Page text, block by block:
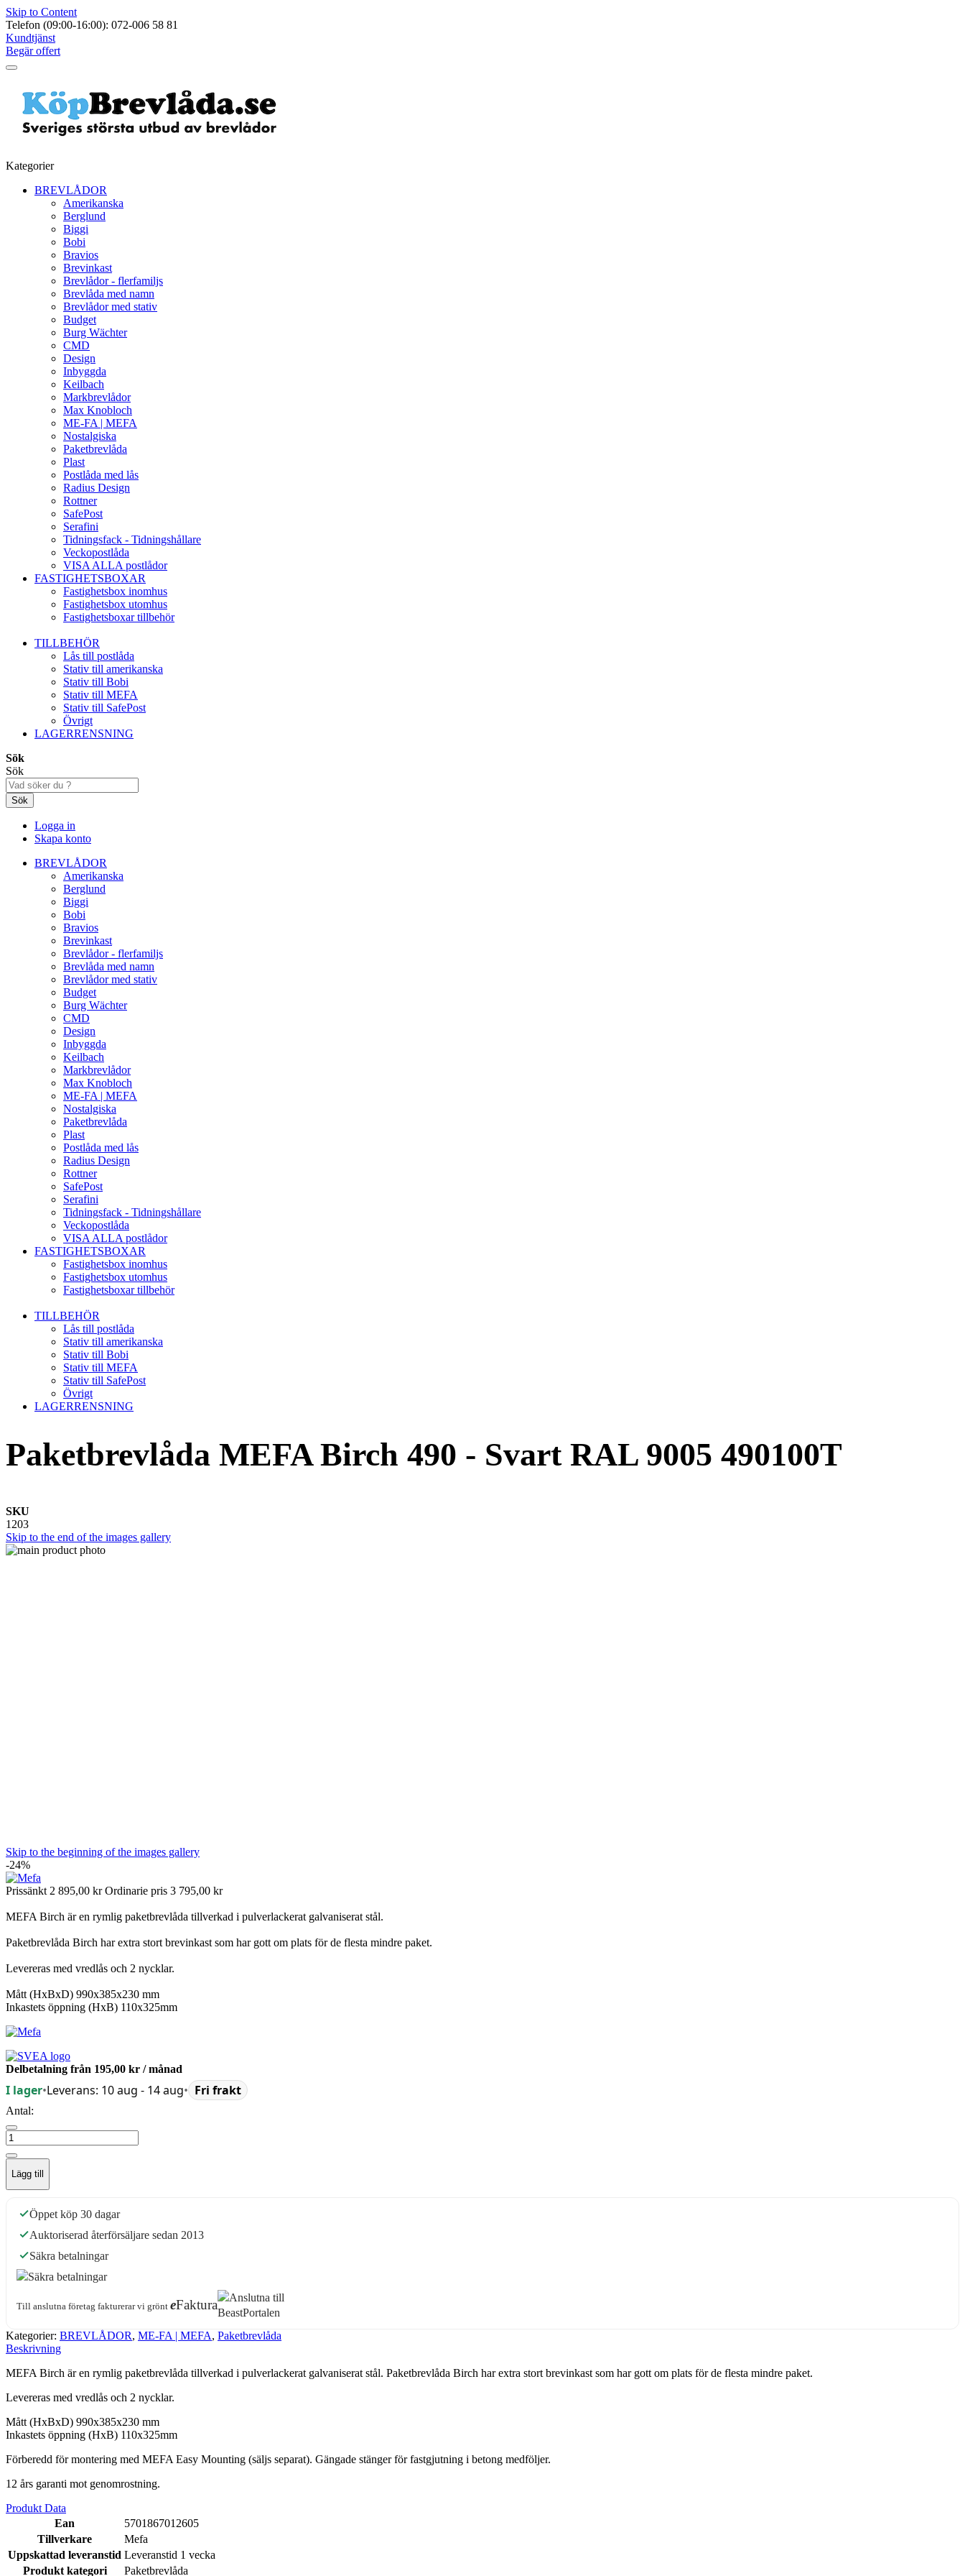
Skip to Content
Telefon (09:00-16:00): 072-006 58 81
Kundtjänst
Begär offert
Kategorier
BREVLÅDOR
Amerikanska
Berglund
Biggi
Bobi
Bravios
Brevinkast
Brevlådor - flerfamiljs
Brevlåda med namn
Brevlådor med stativ
Budget
Burg Wächter
CMD
Design
Inbyggda
Keilbach
Markbrevlådor
Max Knobloch
ME-FA | MEFA
Nostalgiska
Paketbrevlåda
Plast
Postlåda med lås
Radius Design
Rottner
SafePost
Serafini
Tidningsfack - Tidningshållare
Veckopostlåda
VISA ALLA postlådor
FASTIGHETSBOXAR
Fastighetsbox inomhus
Fastighetsbox utomhus
Fastighetsboxar tillbehör
TILLBEHÖR
Lås till postlåda
Stativ till amerikanska
Stativ till Bobi
Stativ till MEFA
Stativ till SafePost
Övrigt
LAGERRENSNING
Sök
Sök
Sök
Logga in
Skapa konto
BREVLÅDOR
Amerikanska
Berglund
Biggi
Bobi
Bravios
Brevinkast
Brevlådor - flerfamiljs
Brevlåda med namn
Brevlådor med stativ
Budget
Burg Wächter
CMD
Design
Inbyggda
Keilbach
Markbrevlådor
Max Knobloch
ME-FA | MEFA
Nostalgiska
Paketbrevlåda
Plast
Postlåda med lås
Radius Design
Rottner
SafePost
Serafini
Tidningsfack - Tidningshållare
Veckopostlåda
VISA ALLA postlådor
FASTIGHETSBOXAR
Fastighetsbox inomhus
Fastighetsbox utomhus
Fastighetsboxar tillbehör
TILLBEHÖR
Lås till postlåda
Stativ till amerikanska
Stativ till Bobi
Stativ till MEFA
Stativ till SafePost
Övrigt
LAGERRENSNING
Paketbrevlåda MEFA Birch 490 - Svart RAL 9005 490100T
SKU
1203
Skip to the end of the images gallery
Skip to the beginning of the images gallery
-24%
Prissänkt 2 895,00 kr Ordinarie pris 3 795,00 kr
MEFA Birch är en rymlig paketbrevlåda tillverkad i pulverlackerat galvaniserat stål.
Paketbrevlåda Birch har extra stort brevinkast som har gott om plats för de flesta mindre paket.
Levereras med vredlås och 2 nycklar.
Mått (HxBxD) 990x385x230 mm
Inkastets öppning (HxB) 110x325mm
Delbetalning från 195,00 kr / månad
I lager•Leverans: 10 aug - 14 aug• Fri frakt
Antal:
Lägg till
Öppet köp 30 dagar
Auktoriserad återförsäljare sedan 2013
Säkra betalningar
Till anslutna företag fakturerar vi grönt eFaktura
Kategorier: BREVLÅDOR, ME-FA | MEFA, Paketbrevlåda
Beskrivning
MEFA Birch är en rymlig paketbrevlåda tillverkad i pulverlackerat galvaniserat stål. Paketbrevlåda Birch har extra stort brevinkast som har gott om plats för de flesta mindre paket.
Levereras med vredlås och 2 nycklar.
Mått (HxBxD) 990x385x230 mm
Inkastets öppning (HxB) 110x325mm
Förberedd för montering med MEFA Easy Mounting (säljs separat). Gängade stänger för fastgjutning i betong medföljer.
12 års garanti mot genomrostning.
Produkt Data
Ean
5701867012605
Tillverkare
Mefa
Uppskattad leveranstid Leveranstid 1 vecka
Produkt kategori
Paketbrevlåda